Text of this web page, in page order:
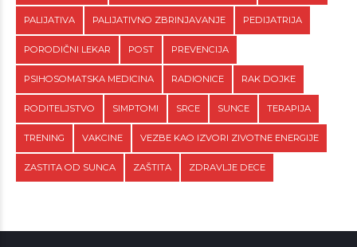
PALIJATIVA PALIJATIVNO ZBRINJAVANJE PEDIJATRIJA
PORODIČNI LEKAR POST PREVENCIJA
PSIHOSOMATSKA MEDICINA RADIONICE RAK DOJKE
RODITELJSTVO SIMPTOMI SRCE SUNCE TERAPIJA
TRENING VAKCINE VEZBE KAO IZVORI ZIVOTNE ENERGIJE
ZASTITA OD SUNCA ZAŠTITA ZDRAVLJE DECE